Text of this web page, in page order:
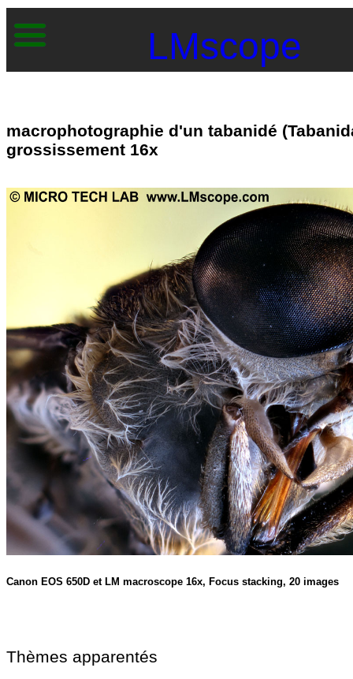
LMscope
macrophotographie d'un tabanidé
grossissement 16x
Canon EOS 650D et LM macroscope 16x, Focus stacking, 20 images
Thèmes apparentés